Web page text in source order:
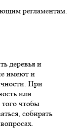
регламентам.
деревья и
имеют и
При
или
чтобы
собирать